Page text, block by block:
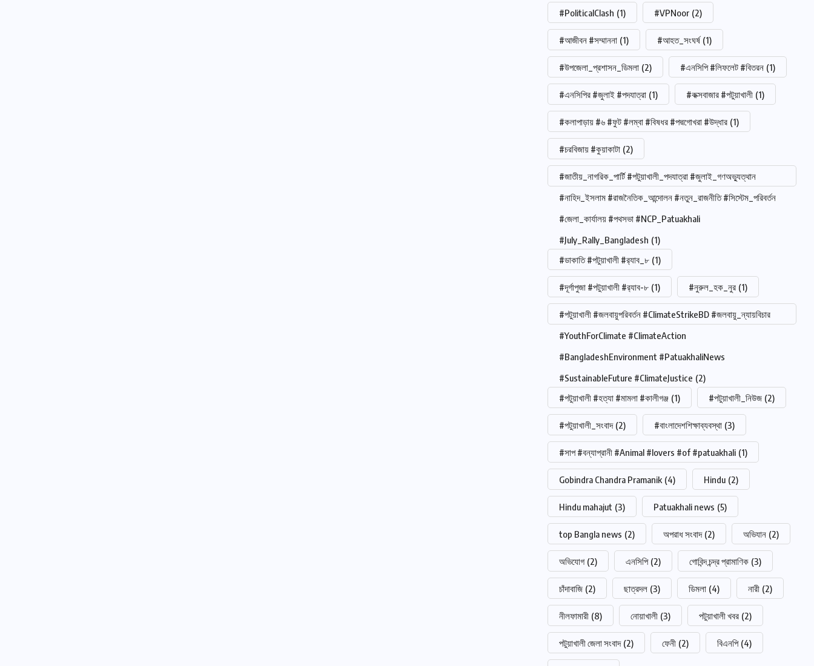
#PoliticalClash (1) #VPNoor (2)
#আজীবন #সম্মাননা (1) #আহত_সংঘর্ষ (1)
#উপজেলা_প্রশাসন_ডিমলা (2) #এনসিপি #লিফলেট #বিতরন (1)
#এনসিপির #জুলাই #পদযাত্রা (1) #কক্সবাজার #পটুয়াখালী (1)
#কলাপাড়ায় #৬ #ফুট #লম্বা #বিষধর #পদ্মগোখরা #উদ্ধার (1)
#চরবিজায় #কুয়াকাটা (2)
#জাতীয়_নাগরিক_পার্টি #পটুয়াখালী_পদযাত্রা #জুলাই_গণঅভ্যুত্থান
#নাহিদ_ইসলাম #রাজনৈতিক_আন্দোলন #নতুন_রাজনীতি #সিস্টেম_পরিবর্তন
#জেলা_কার্যালয় #পথসভা #NCP_Patuakhali
#July_Rally_Bangladesh (1)
#ডাকাতি #পটুয়াখালী #র‍্যাব_৮ (1)
#দূর্গাপুজা #পটুয়াখালী #র‍্যাব-৮ (1) #নুরুল_হক_নুর (1)
#পটুয়াখালী #জলবায়ুপরিবর্তন #ClimateStrikeBD #জলবায়ু_ন্যায়বিচার
#YouthForClimate #ClimateAction
#BangladeshEnvironment #PatuakhaliNews
#SustainableFuture #ClimateJustice (2)
#পটুয়াখালী #হত্যা #মামলা #কালীগঞ্জ (1) #পটুয়াখালী_নিউজ (2)
#পটুয়াখালী_সংবাদ (2) #বাংলাদেশশিক্ষাব্যবস্থা (3)
#সাপ #বন্যাপ্রানী #Animal #lovers #of #patuakhali (1)
Gobindra Chandra Pramanik (4) Hindu (2)
Hindu mahajut (3) Patuakhali news (5)
top Bangla news (2) অপরাধ সংবাদ (2) অভিযান (2)
অভিযোগ (2) এনসিপি (2) গোবিন্দ চন্দ্র প্রামাণিক (3)
চাঁদাবাজি (2) ছাত্রদল (3) ডিমলা (4) নারী (2)
নীলফামারী (8) নোয়াখালী (3) পটুয়াখালী খবর (2)
পটুয়াখালী জেলা সংবাদ (2) ফেনী (2) বিএনপি (4)